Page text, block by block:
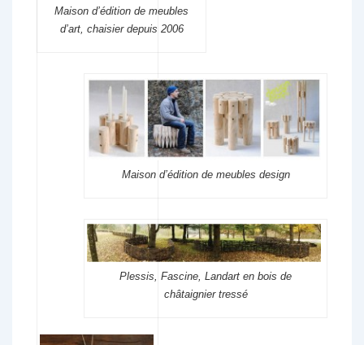
Maison d’édition de meubles
d’art, chaisier depuis 2006
Maison d’édition de meubles design
Plessis, Fascine, Landart en bois de
châtaignier tressé